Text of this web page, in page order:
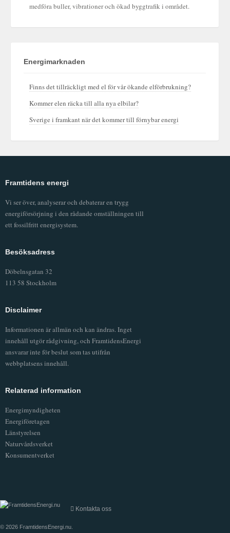
medföra buller, vibrationer och ökad byggtrafik i området.
Energimarknaden
Finns det tillräckligt med el för vår ökande elförbrukning?
Kommer elen räcka till alla nya elbilar?
Sverige i framkant när det kommer till förnybar energi
Framtidens energi
Vi ser över, analyserar och debaterar en trygg
energiförsörjning i den rådande omställningen till
ett fossilfritt energisystem.
Besöksadress
Döbelnsgatan 32
113 58 Stockholm
Disclaimer
Informationen är allmän och kan ändras. Inget
innehåll utgör rådgivning, och FramtidensEnergi
ansvarar inte för beslut som tas utifrån
webbplatsens innehåll.
Relaterad information
Energimyndigheten
Energiföretagen
Länstyrelsen
Naturvårdsverket
Konsumentverket
Kontakta oss
© 2026 FramtidensEnergi.nu